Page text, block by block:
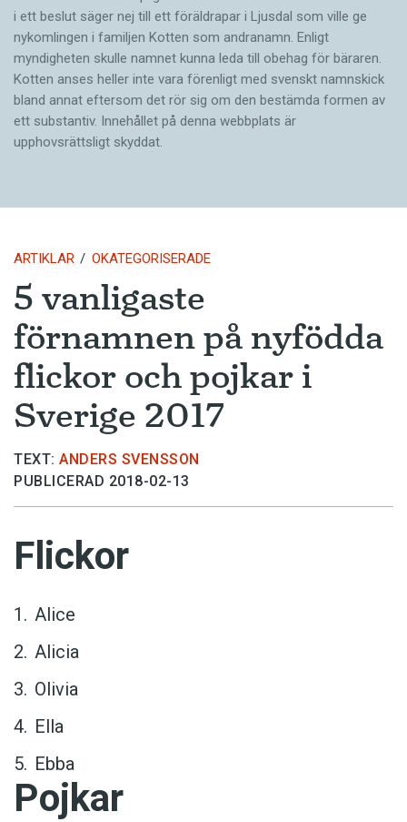
i ett beslut säger nej till ett föräldra­par i Ljusdal som ville ge
nykomlingen i familjen Kotten som andranamn. Enligt
myndigheten skulle namnet kunna leda till obehag för bäraren.
Kotten anses heller inte vara förenligt med svenskt namnskick
bland annat eftersom det rör sig om den bestämda formen av
ett substantiv. Innehållet på denna webbplats är
upphovsrättsligt skyddat.
ARTIKLAR OKATEGORISERADE
5 vanligaste
förnamnen på nyfödda
flickor och pojkar i
Sverige 2017
TEXT: ANDERS SVENSSON
PUBLICERAD 2018-02-13
Flickor
Alice
Alicia
Olivia
Ella
Ebba
Pojkar